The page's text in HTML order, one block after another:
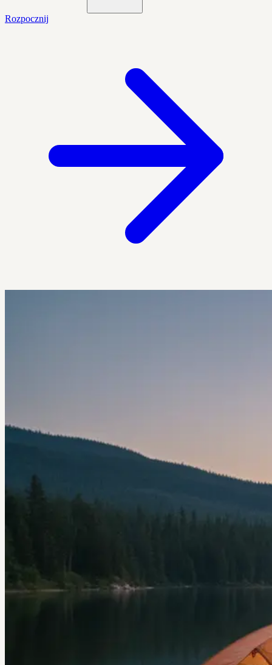
Rozpocznij